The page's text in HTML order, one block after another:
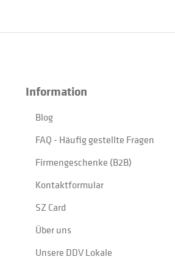
Information
Blog
FAQ - Häufig gestellte Fragen
Firmengeschenke (B2B)
Kontaktformular
SZ Card
Über uns
Unsere DDV Lokale